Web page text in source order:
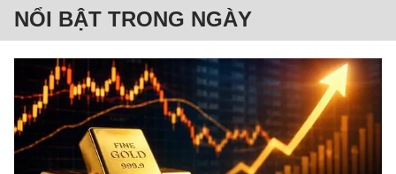
NỔI BẬT TRONG NGÀY